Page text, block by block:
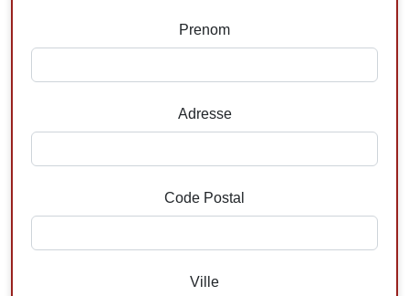
Prenom
Adresse
Code Postal
Ville